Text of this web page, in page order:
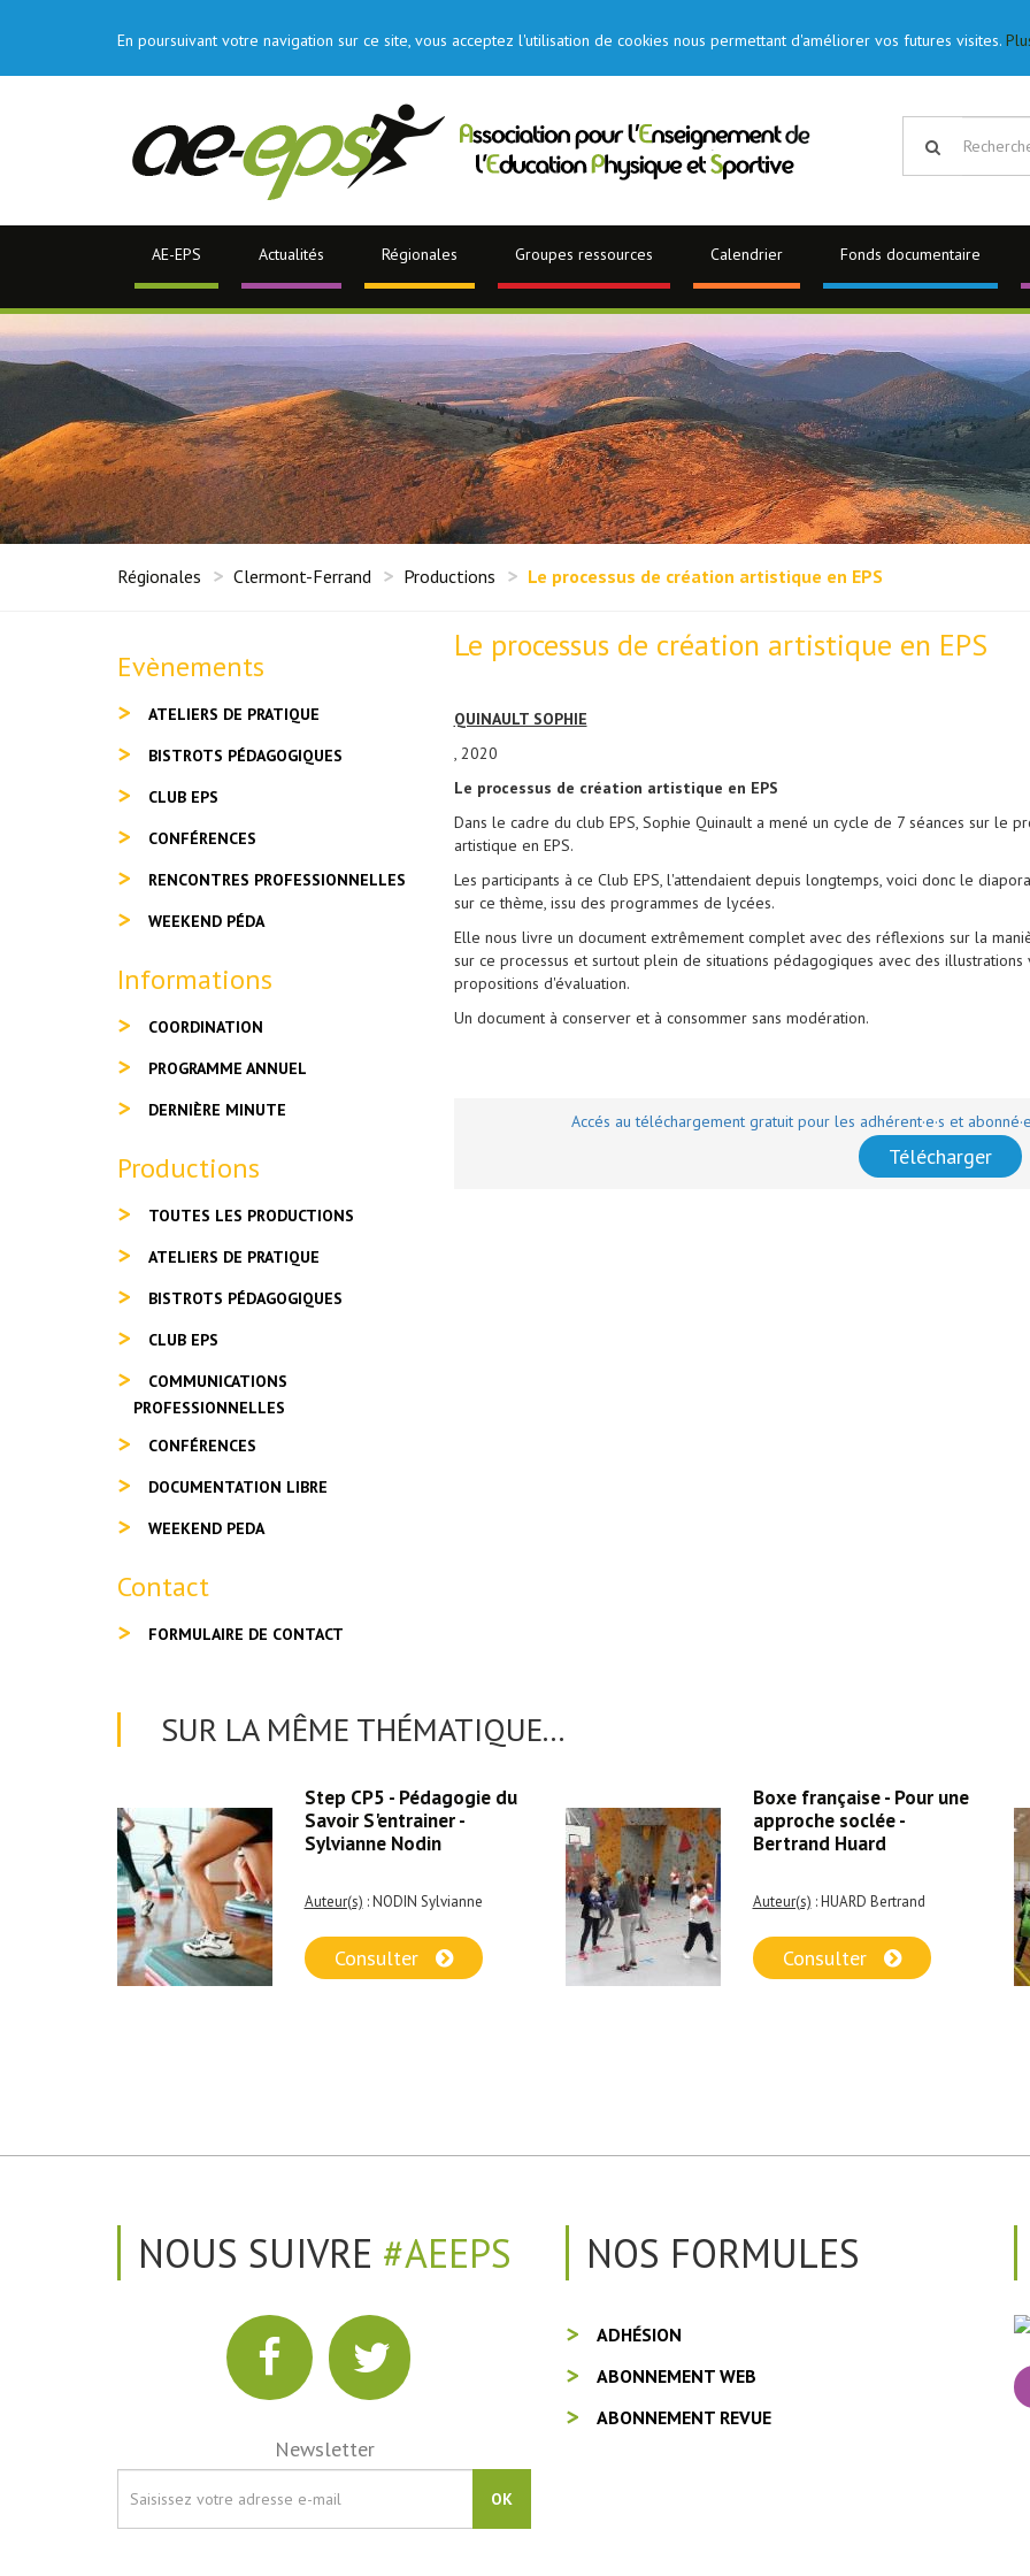
En poursuivant votre navigation sur ce site, vous acceptez l'utilisation de cookies nous permettant d'améliorer vos futures visites.
AE-EPS Actualités Régionales Groupes ressources Calendrier Fonds documentaire
Régionales Clermont-Ferrand Productions Le processus de création artistique en EPS
Le processus de création artistique en EPS
QUINAULT SOPHIE
, 2020
Le processus de création artistique en EPS
Dans le cadre du club EPS, Sophie Quinault a mené un cycle de 7 séances sur le
artistique en EPS.
Les participants à ce Club EPS, l'attendaient depuis longtemps, voici donc le
sur ce thème, issu des programmes de lycées.
Elle nous livre un document extrêmement complet avec des réflexions sur la
sur ce processus et surtout plein de situations pédagogiques avec des illustrations
propositions d'évaluation.
Un document à conserver et à consommer sans modération.
Accés au téléchargement gratuit pour les adhérent·e·s et
Télécharger
Evènements
ATELIERS DE PRATIQUE
BISTROTS PÉDAGOGIQUES
CLUB EPS
CONFÉRENCES
RENCONTRES PROFESSIONNELLES
WEEKEND PÉDA
Informations
COORDINATION
PROGRAMME ANNUEL
DERNIÈRE MINUTE
Productions
TOUTES LES PRODUCTIONS
ATELIERS DE PRATIQUE
BISTROTS PÉDAGOGIQUES
CLUB EPS
COMMUNICATIONS
PROFESSIONNELLES
CONFÉRENCES
DOCUMENTATION LIBRE
WEEKEND PEDA
Contact
FORMULAIRE DE CONTACT
SUR LA MÊME THÉMATIQUE...
Step CP5 - Pédagogie du
Savoir S'entrainer -
Sylvianne Nodin
Auteur(s) : NODIN Sylvianne
Consulter
Boxe française - Pour une
approche soclée -
Bertrand Huard
Auteur(s) : HUARD Bertrand
Consulter
NOUS SUIVRE #AEEPS
Newsletter
OK
NOS FORMULES
ADHÉSION
ABONNEMENT WEB
ABONNEMENT REVUE